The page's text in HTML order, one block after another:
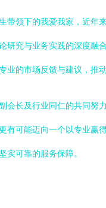
带领下的我爱我家，近年
研究与业务实践的深度融
业的市场反馈与建议，推
会长及行业同仁的共同努
有可能迈向一个以专业赢
实可靠的服务保障。